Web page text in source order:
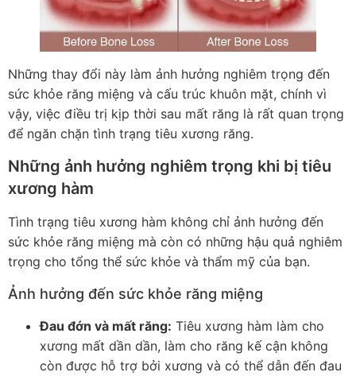
Những thay đổi này làm ảnh hưởng nghiêm trọng đến
sức khỏe răng miệng và cấu trúc khuôn mặt, chính vì
vậy, việc điều trị kịp thời sau mất răng là rất quan trọng
để ngăn chặn tình trạng tiêu xương răng.
Những ảnh hưởng nghiêm trọng khi bị tiêu
xương hàm
Tình trạng tiêu xương hàm không chỉ ảnh hưởng đến
sức khỏe răng miệng mà còn có những hậu quả nghiêm
trọng cho tổng thể sức khỏe và thẩm mỹ của bạn.
Ảnh hưởng đến sức khỏe răng miệng
Đau đớn và mất răng: Tiêu xương hàm làm cho
xương mất dần dần, làm cho răng kế cận không
còn được hỗ trợ bởi xương và có thể dẫn đến đau